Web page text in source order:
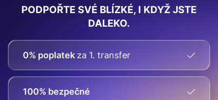
PODPOŘTE SVÉ BLÍZKÉ, I KDYŽ JSTE
DALEKO.
0% poplatek za 1. transfer
100% bezpečné